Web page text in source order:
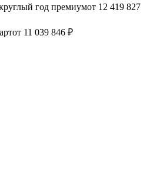
год премиумот 12 419 827
от 11 039 846 ₽